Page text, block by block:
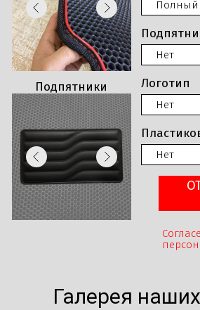
Подпятни
Логотип
Подпятники
Галерея